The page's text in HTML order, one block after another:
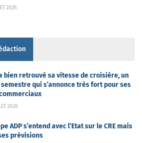
2026
bien retrouvé sa vitesse de croisière, un
qui s’annonce très fort pour ses
2026
ADP s’entend avec l’Etat sur le CRE mais
prévisions